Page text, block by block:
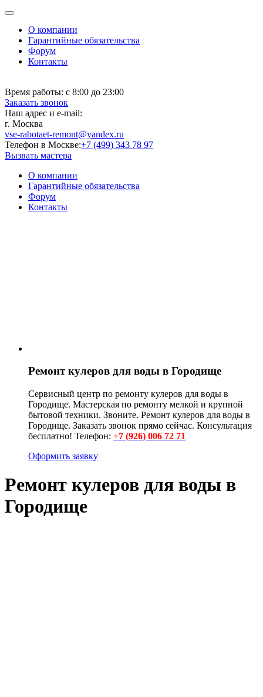
О компании
Гарантийные обязательства
Форум
Контакты
Время работы: с 8:00 до 23:00
Заказать звонок
Наш адрес и e-mail:
г. Москва
vse-rabotaet-remont@yandex.ru
Телефон в Москве:+7 (499) 343 78 97
Вызвать мастера
О компании
Гарантийные обязательства
Форум
Контакты
Ремонт кулеров для воды в Городище
Сервисный центр по ремонту кулеров для воды в
Городище. Мастерская по ремонту мелкой и крупной
бытовой техники. Звоните. Ремонт кулеров для воды в
Городище. Заказать звонок прямо сейчас. Консультация
бесплатно! Телефон: +7 (926) 006 72 71
Оформить заявку
Ремонт кулеров для воды в
Городище